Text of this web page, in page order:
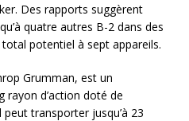
Des rapports suggèrent
quatre autres B-2 dans des
potentiel à sept appareils.
Grumman, est un
rayon d’action doté de
transporter jusqu’à 23